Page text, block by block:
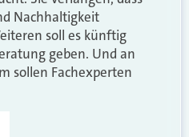
Nachhaltigkeit
soll es künftig
geben. Und an
sollen Fachexperten